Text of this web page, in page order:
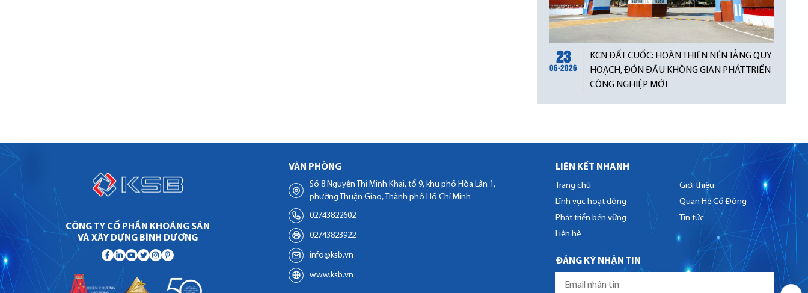
23
06-2026
KCN ĐẤT CUỐC: HOÀN THIỆN NỀN TẢNG QUY
HOẠCH, ĐÓN ĐẦU KHÔNG GIAN PHÁT TRIỂN
CÔNG NGHIỆP MỚI
CÔNG TY CỔ PHẦN KHOÁNG SẢN
VÀ XÂY DỰNG BÌNH DƯƠNG
VĂN PHÒNG
Số 8 Nguyễn Thị Minh Khai, tổ 9, khu phố Hòa Lân 1,
phường Thuận Giao, Thành phố Hồ Chí Minh
02743822602
02743823922
info@ksb.vn
www.ksb.vn
LIÊN KẾT NHANH
Trang chủ
Giới thiệu
Lĩnh vực hoạt động
Quan Hệ Cổ Đông
Phát triển bền vững
Tin tức
Liên hệ
ĐĂNG KÝ NHẬN TIN